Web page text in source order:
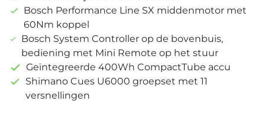
Bosch Performance Line SX middenmotor met
60Nm koppel
Bosch System Controller op de bovenbuis,
bediening met Mini Remote op het stuur
Geïntegreerde 400Wh CompactTube accu
Shimano Cues U6000 groepset met 11
versnellingen